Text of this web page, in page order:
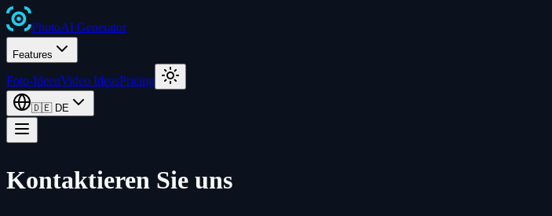
PhotoAI Generator
Features
Foto-IdeenVideo IdeasPricing
🇩🇪 DE
Kontaktieren Sie uns